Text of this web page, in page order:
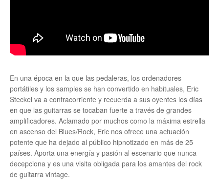
En una época en la que las pedaleras, los ordenadores
portátiles y los samples se han convertido en habituales, Eric
Steckel va a contracorriente y recuerda a sus oyentes los días
en que las guitarras se tocaban fuerte a través de grandes
amplificadores. Aclamado por muchos como la máxima estrella
en ascenso del Blues/Rock, Eric nos ofrece una actuación
potente que ha dejado al público hipnotizado en más de 25
países. Aporta una energía y pasión al escenario que nunca
decepciona y es una visita obligada para los amantes del rock
de guitarra vintage.